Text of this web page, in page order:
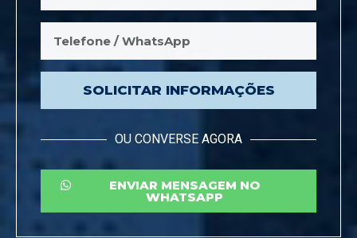
SOLICITAR INFORMAÇÕES
OU CONVERSE AGORA
ENVIAR MENSAGEM NO
WHATSAPP